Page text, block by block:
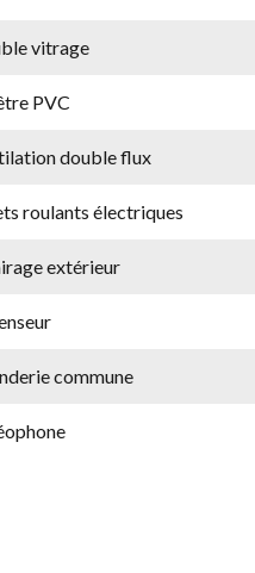
vitrage
PVC
double flux
roulants électriques
extérieur
commune